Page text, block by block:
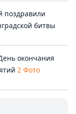
поздравили
битвы
окончания
2 Фото